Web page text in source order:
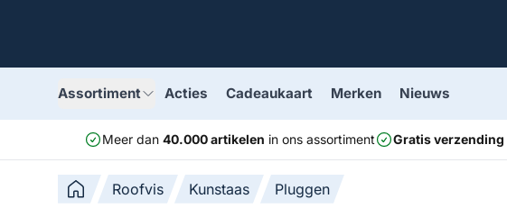
Assortiment Acties Cadeaukaart Merken Nieuws
Meer dan 40.000 artikelen in ons assortiment Gratis verzending
Roofvis Kunstaas Pluggen